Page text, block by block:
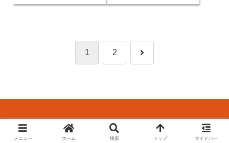
1 2 次
© 2024 プロテイン＆フィットネス.
メニュー ホーム 検索 トップ サイドバー